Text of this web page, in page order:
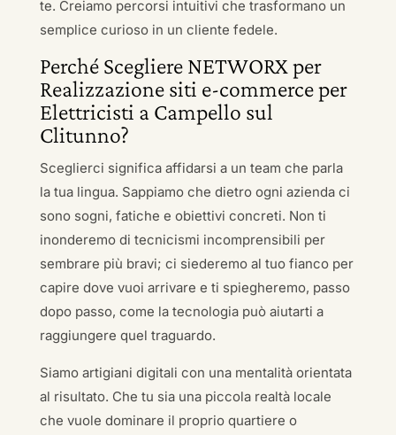
te. Creiamo percorsi intuitivi che trasformano un
semplice curioso in un cliente fedele.
Perché Scegliere NETWORX per
Realizzazione siti e-commerce per
Elettricisti a Campello sul
Clitunno?
Sceglierci significa affidarsi a un team che parla
la tua lingua. Sappiamo che dietro ogni azienda ci
sono sogni, fatiche e obiettivi concreti. Non ti
inonderemo di tecnicismi incomprensibili per
sembrare più bravi; ci siederemo al tuo fianco per
capire dove vuoi arrivare e ti spiegheremo, passo
dopo passo, come la tecnologia può aiutarti a
raggiungere quel traguardo.
Siamo artigiani digitali con una mentalità orientata
al risultato. Che tu sia una piccola realtà locale
che vuole dominare il proprio quartiere o